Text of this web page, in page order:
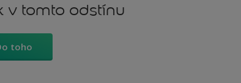
v tomto odstínu
toho